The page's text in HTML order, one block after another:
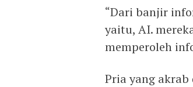
“Dari banjir
yaitu, AI.
memperoleh
Pria yang